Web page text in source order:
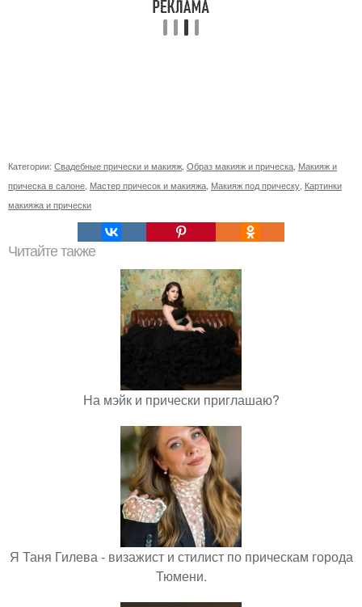
Категории: Свадебные прически и макияж, Образ макияж и прическа, Макияж и
прическа в салоне, Мастер причесок и макияжа, Макияж под прическу, Картинки
макияжа и прически
Читайте также
На мэйк и прически приглашаю?
Я Таня Гилева - визажист и стилист по прическам города
Тюмени.